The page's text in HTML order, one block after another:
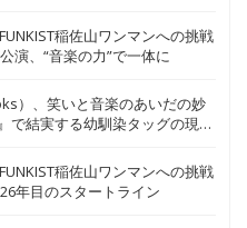
稲佐山ワンマンへの挑戦
演、“音楽の力”で一体に
）、笑いと音楽のあいだの妙
で結実する幼馴染タッグの現在
稲佐山ワンマンへの挑戦
年目のスタートライン